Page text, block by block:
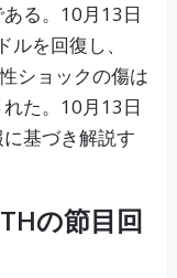
る。10月13日
を回復し、
ショックの傷は
た。10月13日
基づき解説す
の節目回